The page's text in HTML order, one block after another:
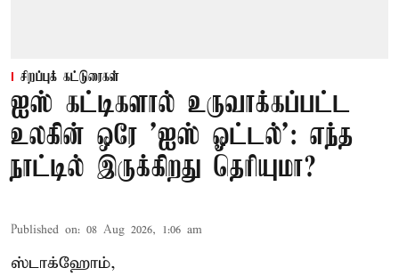
சிறப்புக் கட்டுரைகள்
ஐஸ் கட்டிகளால் உருவாக்கப்பட்ட
உலகின் ஒரே 'ஐஸ் ஓட்டல்': எந்த
நாட்டில் இருக்கிறது தெரியுமா?
Published on: 08 Aug 2026, 1:06 am
ஸ்டாக்ஹோம்,